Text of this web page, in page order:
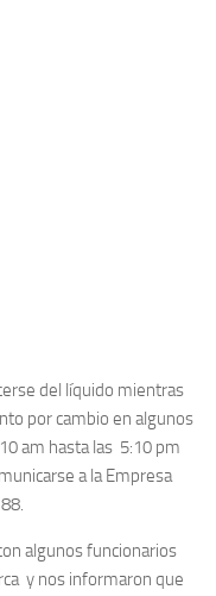
del líquido mientras
por cambio en algunos
am hasta las 5:10 pm
a la Empresa
algunos funcionarios
y nos informaron que